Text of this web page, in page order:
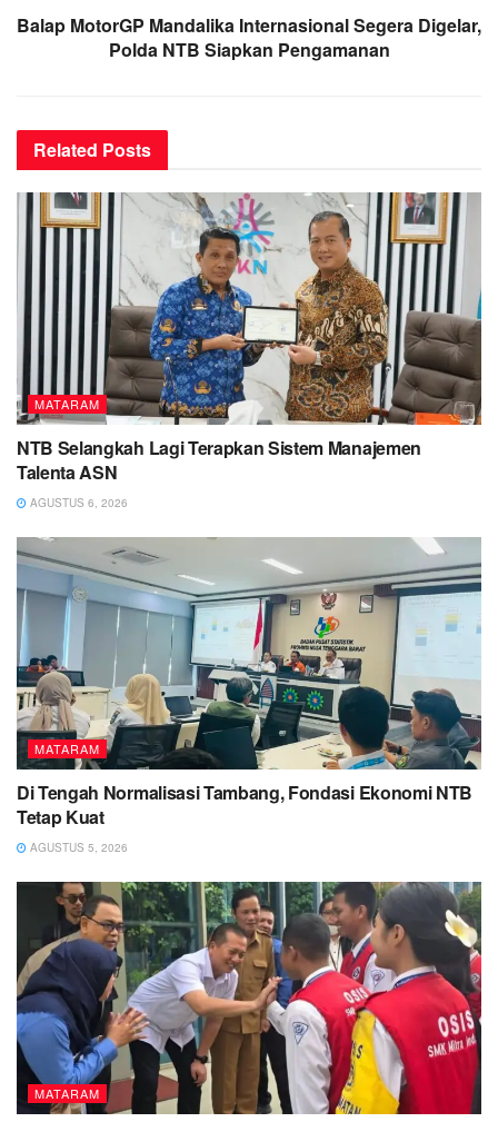
Balap MotorGP Mandalika Internasional Segera Digelar,
Polda NTB Siapkan Pengamanan
Related Posts
MATARAM
NTB Selangkah Lagi Terapkan Sistem Manajemen
Talenta ASN
AGUSTUS 6, 2026
MATARAM
Di Tengah Normalisasi Tambang, Fondasi Ekonomi NTB
Tetap Kuat
AGUSTUS 5, 2026
MATARAM